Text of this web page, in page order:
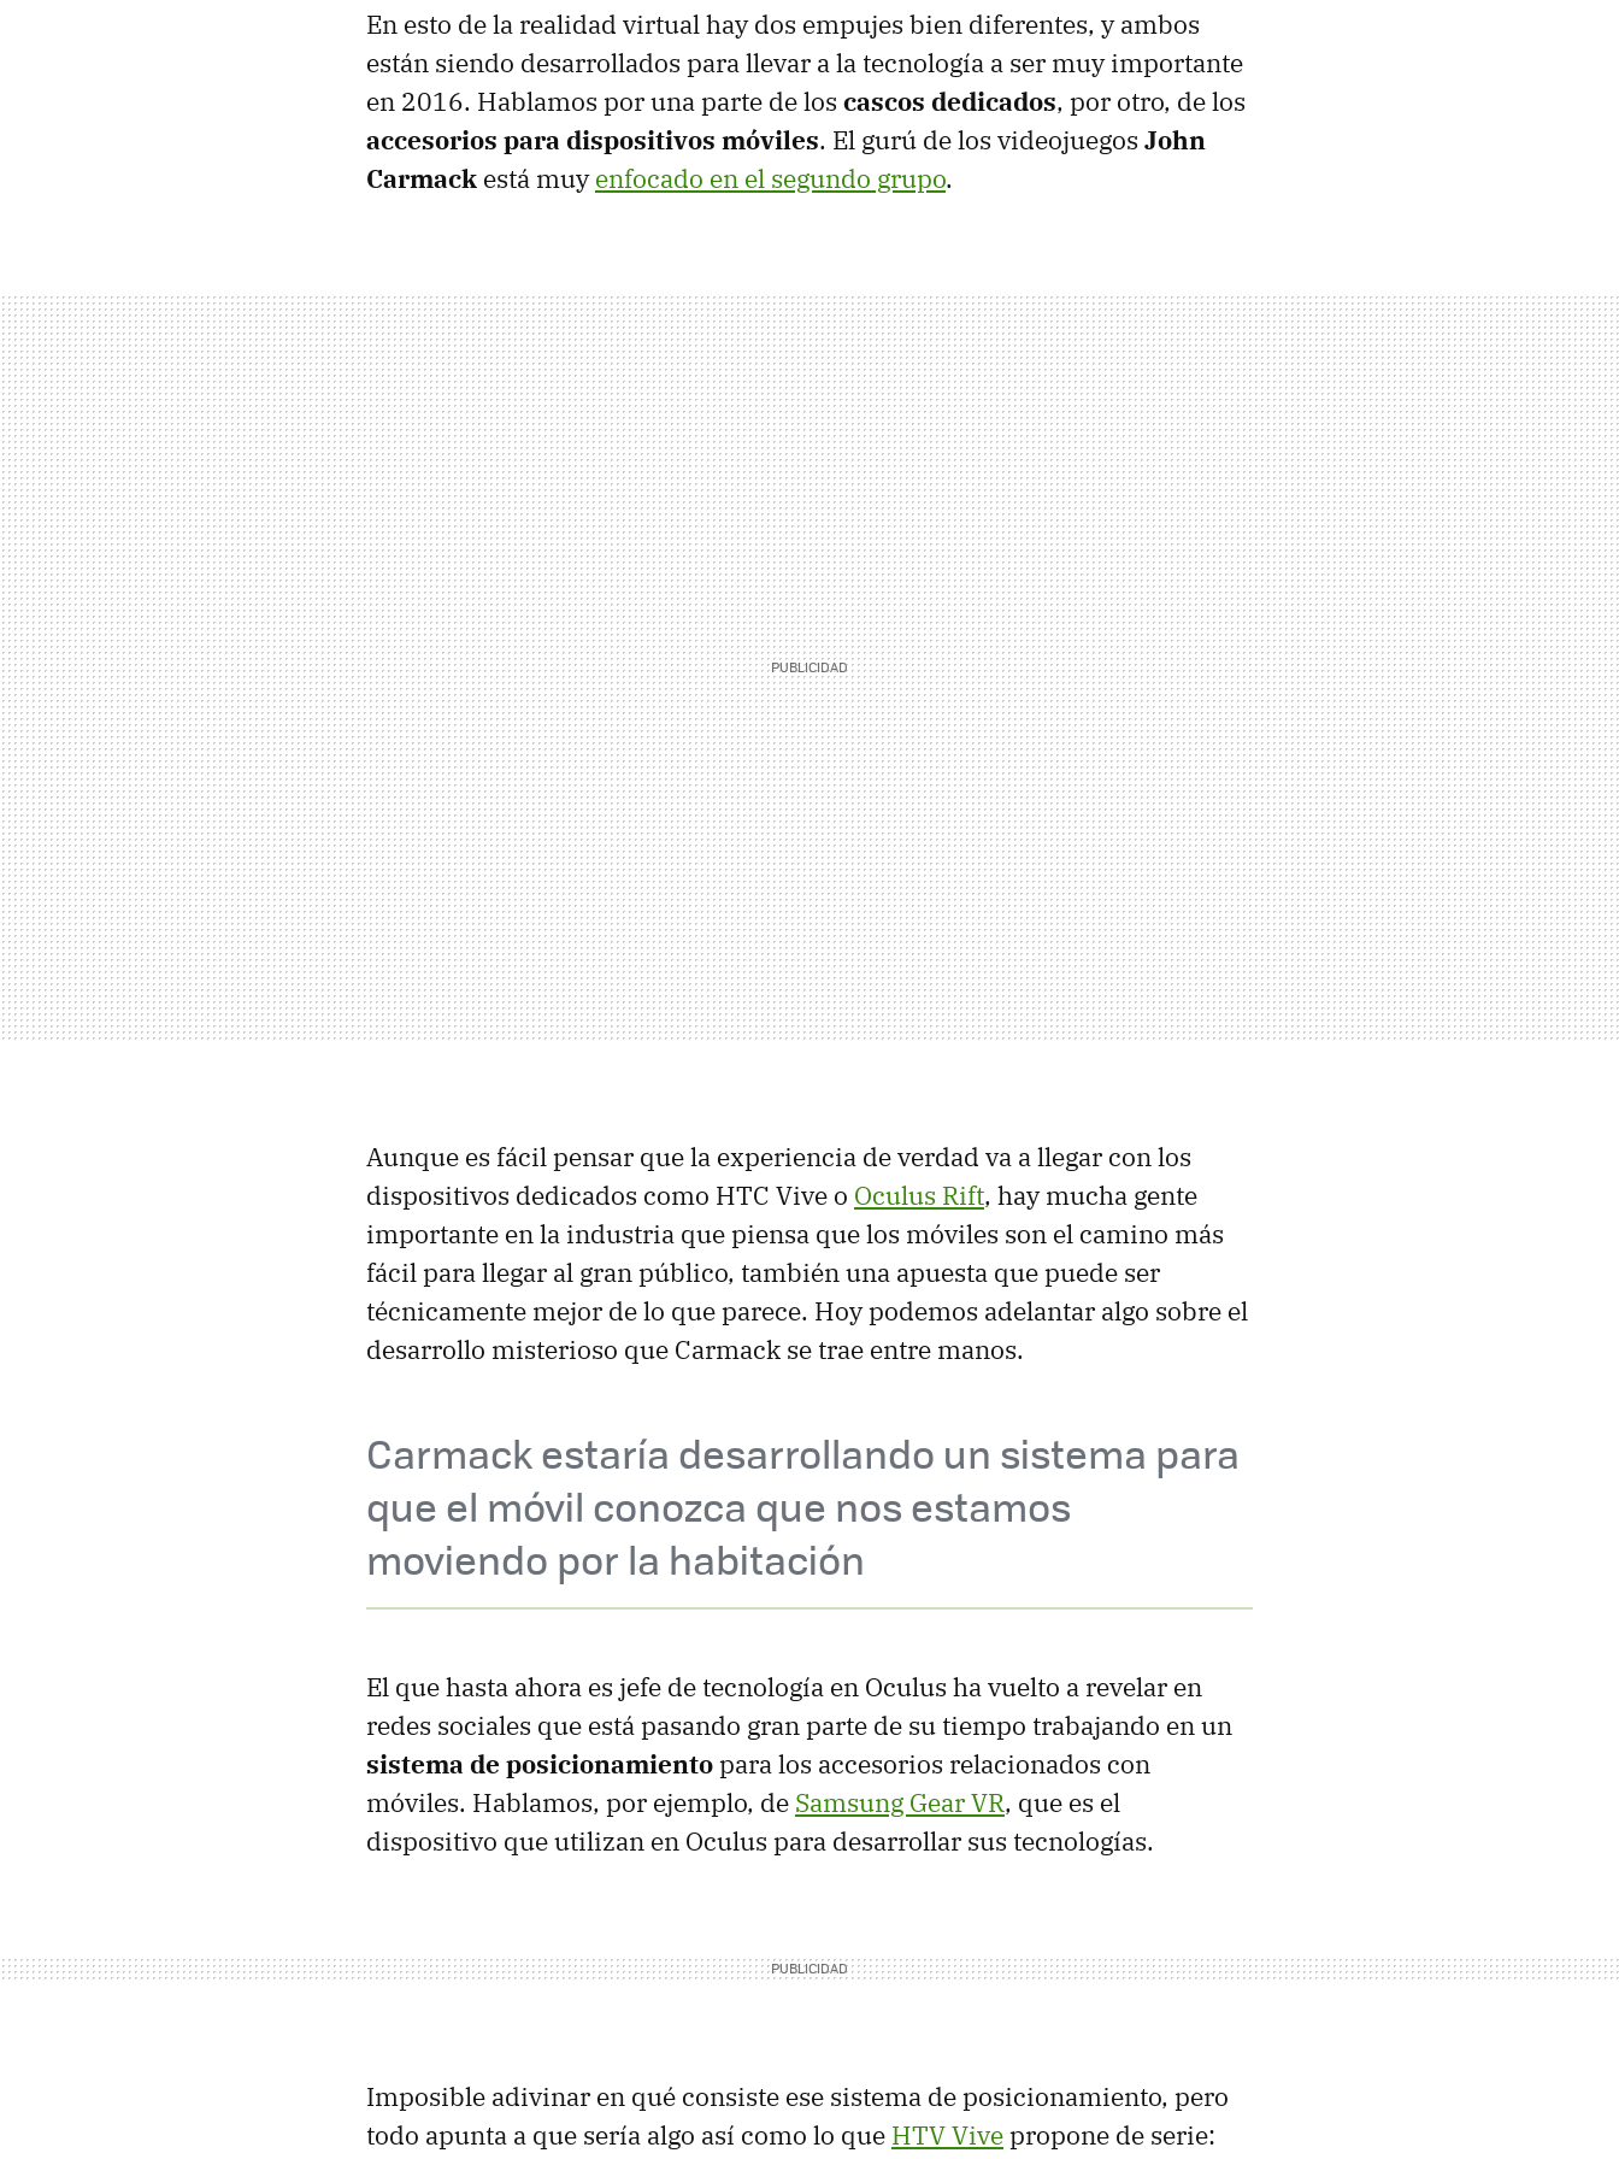
En esto de la realidad virtual hay dos empujes bien diferentes, y ambos
están siendo desarrollados para llevar a la tecnología a ser muy importante
en 2016. Hablamos por una parte de los cascos dedicados, por otro, de los
accesorios para dispositivos móviles. El gurú de los videojuegos John
Carmack está muyenfocado en el segundo grupo.
Aunque es fácil pensar que la experiencia de verdad va a llegar con los
dispositivos dedicados como HTC Vive o Oculus Rift, hay mucha gente
importante en la industria que piensa que los móviles son el camino más
fácil para llegar al gran público, también una apuesta que puede ser
técnicamente mejor de lo que parece. Hoy podemos adelantar algo sobre el
desarrollo misterioso que Carmack se trae entre manos.
Carmack estaría desarrollando un sistema para
que el móvil conozca que nos estamos
moviendo por la habitación
El que hasta ahora es jefe de tecnología en Oculus ha vuelto a revelar en
redes sociales que está pasando gran parte de su tiempo trabajando en un
sistema de posicionamientopara los accesorios relacionados con
móviles. Hablamos, por ejemplo, de Samsung Gear VR, que es el
dispositivo que utilizan en Oculus para desarrollar sus tecnologías.
Imposible adivinar en qué consiste ese sistema de posicionamiento, pero
todo apunta a que sería algo así como lo que HTV Vivepropone de serie: